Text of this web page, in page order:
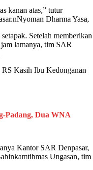
kanan atas,” tutur
Dharma Yasa,
Setelah memberikan
jam lamanya, tim SAR
Kasih Ibu Kedonganan
Padang, Dua WNA
Kantor SAR Denpasar,
Ungasan, tim